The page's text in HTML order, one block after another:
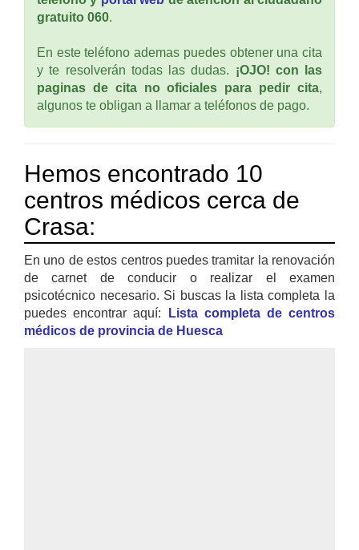
gratuito 060.
En este teléfono ademas puedes obtener una cita
y te resolverán todas las dudas. ¡OJO! con las
paginas de cita no oficiales para pedir cita,
algunos te obligan a llamar a teléfonos de pago.
Hemos encontrado 10
centros médicos cerca de
Crasa:
En uno de estos centros puedes tramitar la renovación
de carnet de conducir o realizar el examen
psicotécnico necesario. Si buscas la lista completa la
puedes encontrar aquí:
Lista completa de centros
médicos de provincia de Huesca